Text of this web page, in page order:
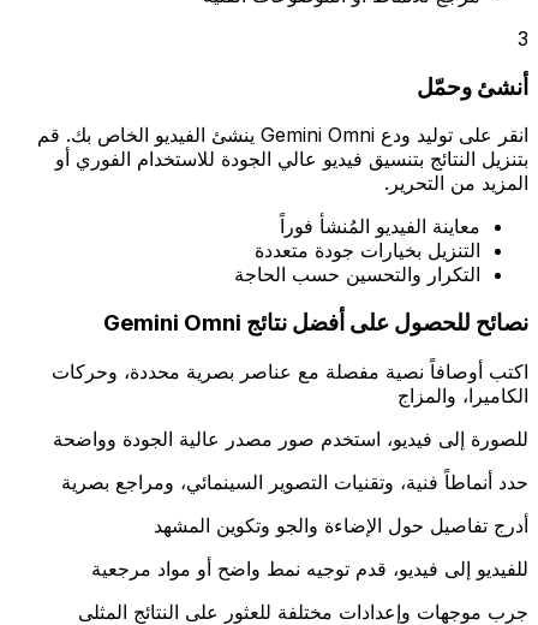
3
أنشئ وحمّل
انقر على توليد ودع Gemini Omni ينشئ الفيديو الخاص بك. قم
بتنزيل النتائج بتنسيق فيديو عالي الجودة للاستخدام الفوري أو
المزيد من التحرير.
معاينة الفيديو المُنشأ فوراً
التنزيل بخيارات جودة متعددة
التكرار والتحسين حسب الحاجة
نصائح للحصول على أفضل نتائج Gemini Omni
اكتب أوصافاً نصية مفصلة مع عناصر بصرية محددة، وحركات
الكاميرا، والمزاج
للصورة إلى فيديو، استخدم صور مصدر عالية الجودة وواضحة
حدد أنماطاً فنية، وتقنيات التصوير السينمائي، ومراجع بصرية
أدرج تفاصيل حول الإضاءة والجو وتكوين المشهد
للفيديو إلى فيديو، قدم توجيه نمط واضح أو مواد مرجعية
جرب موجهات وإعدادات مختلفة للعثور على النتائج المثلى